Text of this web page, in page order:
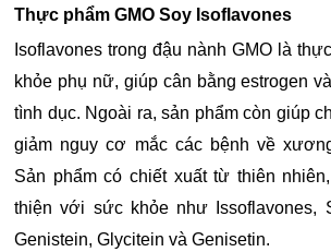
Thực phẩm GMO Soy Isoflavones
Isoflavones trong đậu nành GMO là
khỏe phụ nữ, giúp cân bằng estrogen
tình dục. Ngoài ra, sản phẩm còn giúp
giảm nguy cơ mắc các bệnh về
Sản phẩm có chiết xuất từ ​​thiên
thiện với sức khỏe như Issoflavones,
Genistein, Glycitein và Genisetin.